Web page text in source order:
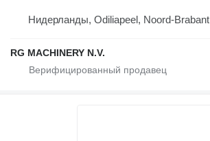
Нидерланды, Odiliapeel, Noord-Brabant
RG MACHINERY N.V.